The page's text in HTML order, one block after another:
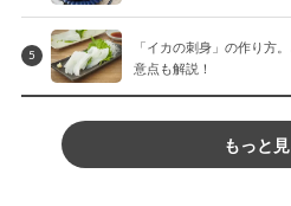
5
「イカの刺身」の作り方
意点も解説！
もっと